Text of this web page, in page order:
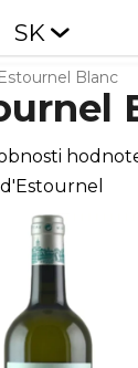
SK
Blanc